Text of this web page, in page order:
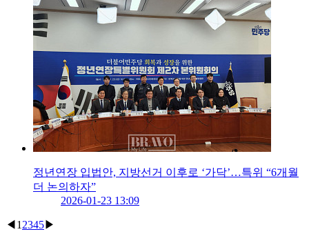
정년연장 입법안, 지방선거 이후로 ‘가닥’…특위 “6개월
더 논의하자”
2026-01-23 13:09
◀ 1 2345▶